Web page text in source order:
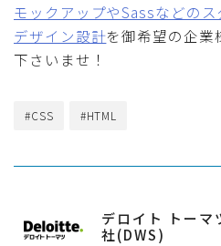
モックアップやSassなどの
デザイン設計を御希望の企業
下さいませ！
#CSS #HTML
デロイト トーマ
社(DWS)